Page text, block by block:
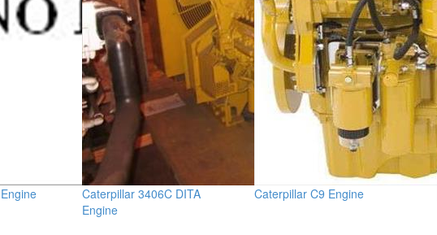
Caterpillar 3406C DITA
Engine
Caterpillar C9 Engine